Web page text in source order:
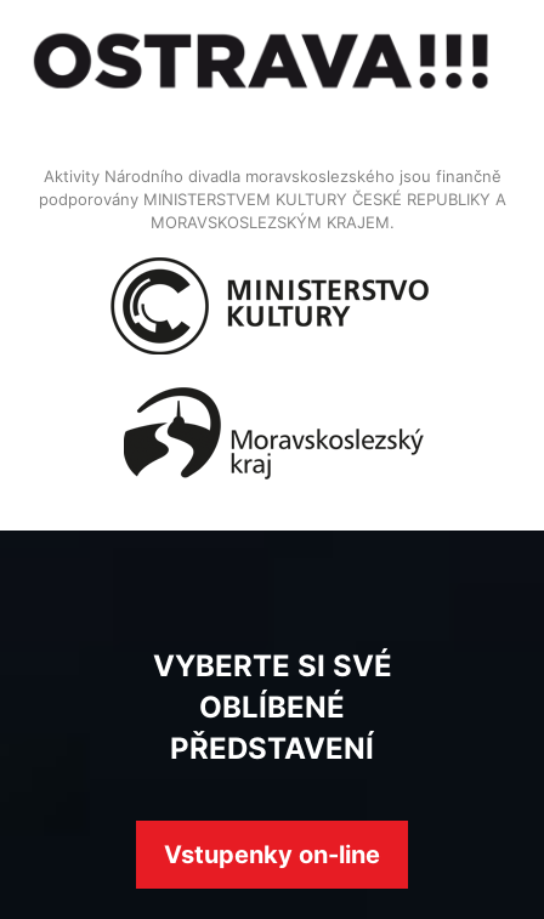
Aktivity Národního divadla moravskoslezského jsou finančně
podporovány MINISTERSTVEM KULTURY ČESKÉ REPUBLIKY A
MORAVSKOSLEZSKÝM KRAJEM.
VYBERTE SI SVÉ
OBLÍBENÉ
PŘEDSTAVENÍ
Vstupenky on-line